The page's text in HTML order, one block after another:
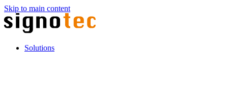
Skip to main content
Solutions